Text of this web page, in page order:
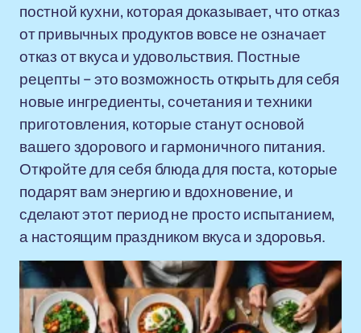
постной кухни, которая доказывает, что отказ
от привычных продуктов вовсе не означает
отказ от вкуса и удовольствия. Постные
рецепты – это возможность открыть для себя
новые ингредиенты, сочетания и техники
приготовления, которые станут основой
вашего здорового и гармоничного питания.
Откройте для себя блюда для поста, которые
подарят вам энергию и вдохновение, и
сделают этот период не просто испытанием,
а настоящим праздником вкуса и здоровья.